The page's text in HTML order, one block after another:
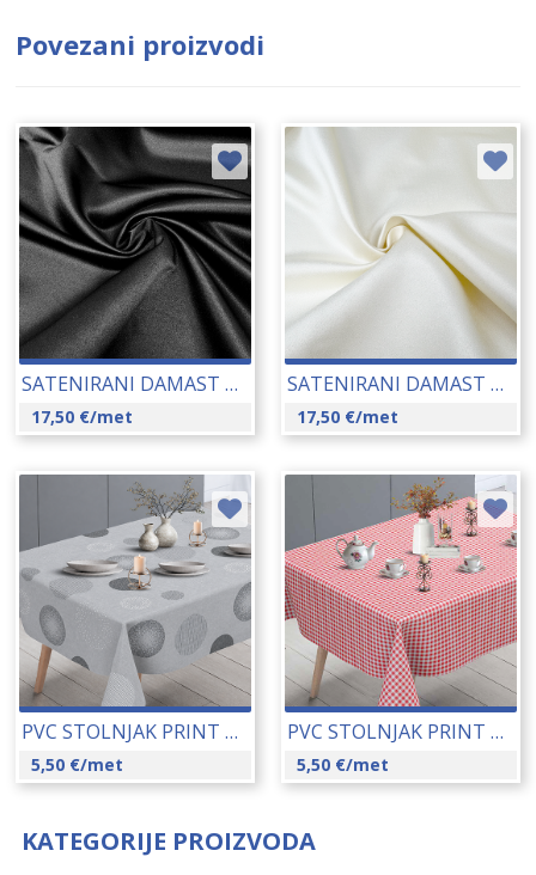
Povezani proizvodi
SATENIRANI DAMAST SA TEFLONSKIM PREMAZOM 320 CM 26009-5
17,50 €/met
SATENIRANI DAMAST SA TEFLONSKIM PREMAZOM 320 CM 26009-2
17,50 €/met
PVC STOLNJAK PRINT 140 CM 16207-130C
5,50 €/met
PVC STOLNJAK PRINT 140 CM 16207-152A
5,50 €/met
KATEGORIJE PROIZVODA